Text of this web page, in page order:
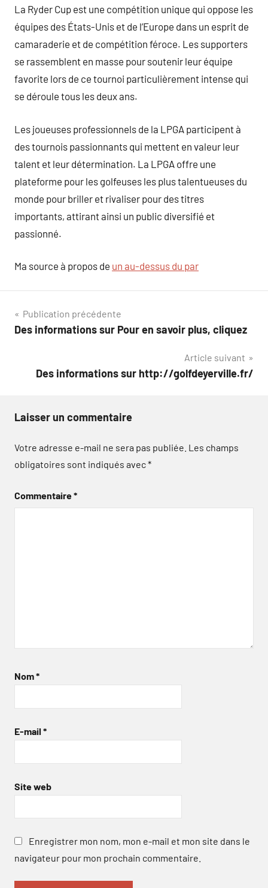
La Ryder Cup est une compétition unique qui oppose les
équipes des États-Unis et de l’Europe dans un esprit de
camaraderie et de compétition féroce. Les supporters
se rassemblent en masse pour soutenir leur équipe
favorite lors de ce tournoi particulièrement intense qui
se déroule tous les deux ans.
Les joueuses professionnels de la LPGA participent à
des tournois passionnants qui mettent en valeur leur
talent et leur détermination. La LPGA offre une
plateforme pour les golfeuses les plus talentueuses du
monde pour briller et rivaliser pour des titres
importants, attirant ainsi un public diversifié et
passionné.
Ma source à propos de un au-dessus du par
Navigation
de
Publication précédente
Des informations sur Pour en savoir plus, cliquez
Article suivant
Des informations sur http://golfdeyerville.fr/
Laisser un commentaire
Votre adresse e-mail ne sera pas publiée. Les champs
obligatoires sont indiqués avec*
Commentaire*
Nom*
E-mail *
Site web
Enregistrer mon nom, mon e-mail et mon site dans le
navigateur pour mon prochain commentaire.